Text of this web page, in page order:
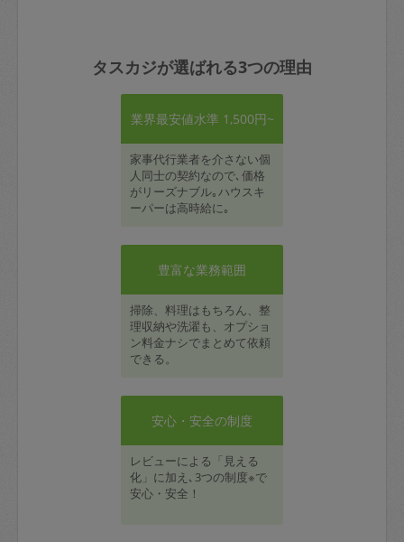
タスカジが選ばれる3つの理由
業界最安値水準 1,500円~
家事代行業者を介さない個
人同士の契約なので､価格
がリーズナブル｡ハウスキ
ーパーは高時給に｡
豊富な業務範囲
掃除、料理はもちろん、整
理収納や洗濯も、オプショ
ン料金ナシでまとめて依頼
できる。
安心・安全の制度
レビューによる「見える
化」に加え､3つの制度※で
安心・安全！